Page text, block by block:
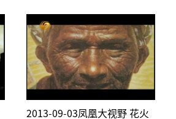
2013-09-03凤凰大视野 花火